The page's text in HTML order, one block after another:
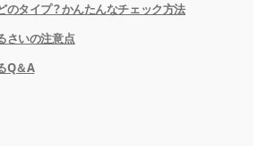
のタイプ？かんたんなチェック方法
さいの注意点
Q＆A